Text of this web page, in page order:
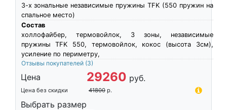
3-х зональные независимые пружины TFK (550 пружин на
спальное место)
Состав
холлофайбер, термовойлок, 3 зоны, независимые
пружины TFK 550, термовойлок, кокос (высота 3см),
усиление по периметру,
Отзывы покупателей (3)
Цена 29260 руб.
Цена без скидки 41800 р.
Выбрать размер